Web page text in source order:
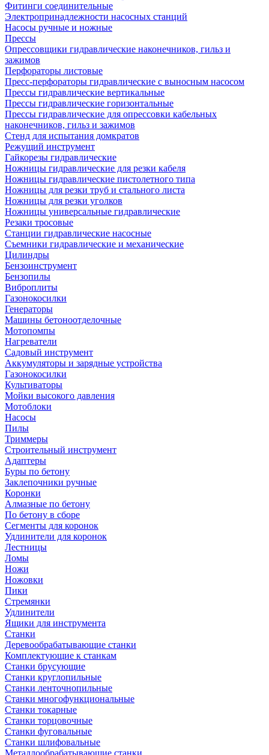
Фитинги соединительные
Электропринадлежности насосных станций
Насосы ручные и ножные
Прессы
Опрессовщики гидравлические наконечников, гильз и
зажимов
Перфораторы листовые
Пресс-перфораторы гидравлические с выносным насосом
Прессы гидравлические вертикальные
Прессы гидравлические горизонтальные
Прессы гидравлические для опрессовки кабельных
наконечников, гильз и зажимов
Стенд для испытания домкратов
Режущий инструмент
Гайкорезы гидравлические
Ножницы гидравлические для резки кабеля
Ножницы гидравлические пистолетного типа
Ножницы для резки труб и стального листа
Ножницы для резки уголков
Ножницы универсальные гидравлические
Резаки тросовые
Станции гидравлические насосные
Съемники гидравлические и механические
Цилиндры
Бензоинструмент
Бензопилы
Виброплиты
Газонокосилки
Генераторы
Машины бетоноотделочные
Мотопомпы
Нагреватели
Садовый инструмент
Аккумуляторы и зарядные устройства
Газонокосилки
Культиваторы
Мойки высокого давления
Мотоблоки
Насосы
Пилы
Триммеры
Строительный инструмент
Адаптеры
Буры по бетону
Заклепочники ручные
Коронки
Алмазные по бетону
По бетону в сборе
Сегменты для коронок
Удлинители для коронок
Лестницы
Ломы
Ножи
Ножовки
Пики
Стремянки
Удлинители
Ящики для инструмента
Станки
Деревообрабатывающие станки
Комплектующие к станкам
Станки брусующие
Станки круглопильные
Станки ленточнопильные
Станки многофункциональные
Станки токарные
Станки торцовочные
Станки фуговальные
Станки шлифовальные
Металлообрабатывающие станки